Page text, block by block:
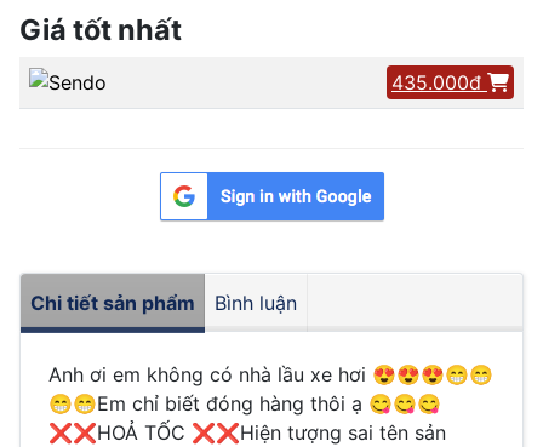
Giá tốt nhất
435.000đ
Chi tiết sản phẩm Bình luận
Anh ơi em không có nhà lầu xe hơi 😍😍😍😁😁
😁😁Em chỉ biết đóng hàng thôi ạ 😋😋😋
❌❌HOẢ TỐC ❌❌Hiện tượng sai tên sản